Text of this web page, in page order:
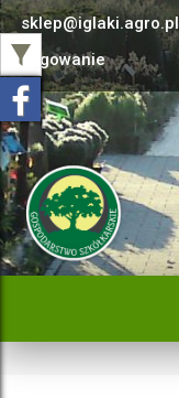
sklep@iglaki.agro.pl
Logowanie